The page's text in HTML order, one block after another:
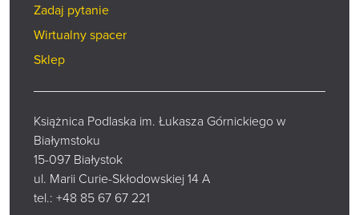
Zadaj pytanie
Wirtualny spacer
Sklep
Książnica Podlaska im. Łukasza Górnickiego w
Białymstoku
15-097 Białystok
ul. Marii Curie-Skłodowskiej 14 A
tel.: +48 85 67 67 221